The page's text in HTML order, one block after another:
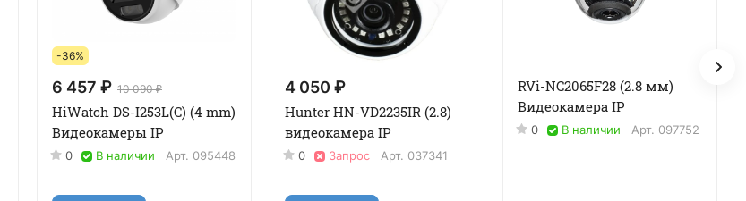
-36%
6 457 ₽ 10 090 ₽
HiWatch DS-I253L(C) (4 mm)
Видеокамеры IP
0 В наличии Арт. 095448
4 050 ₽
Hunter HN-VD2235IR (2.8)
видеокамера IP
0 Запрос Арт. 037341
RVi-NC2065F28 (2.8 мм)
Видеокамера IP
0 В наличии Арт. 097752